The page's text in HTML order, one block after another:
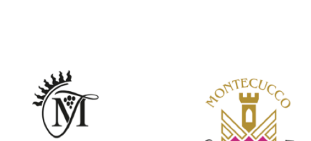
abbracciando invece i principi del Barocco: l'arte come
meraviglia, l'ostentazione della tecnica e la ricerca del
sorprendente. Marino visse in un'epoca di grandi
cambiamenti culturali e sociali, e la sua opera riflette questa